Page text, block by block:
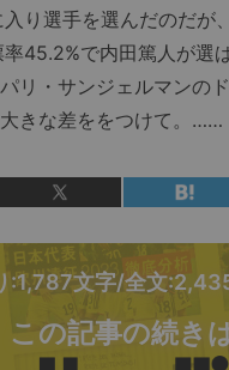
り選手を選んだのだが
45.2%で内田篤人が選
リ・サンジェルマンの
きな差ををつけて。……
:1,787文字/全文
この記事の続き